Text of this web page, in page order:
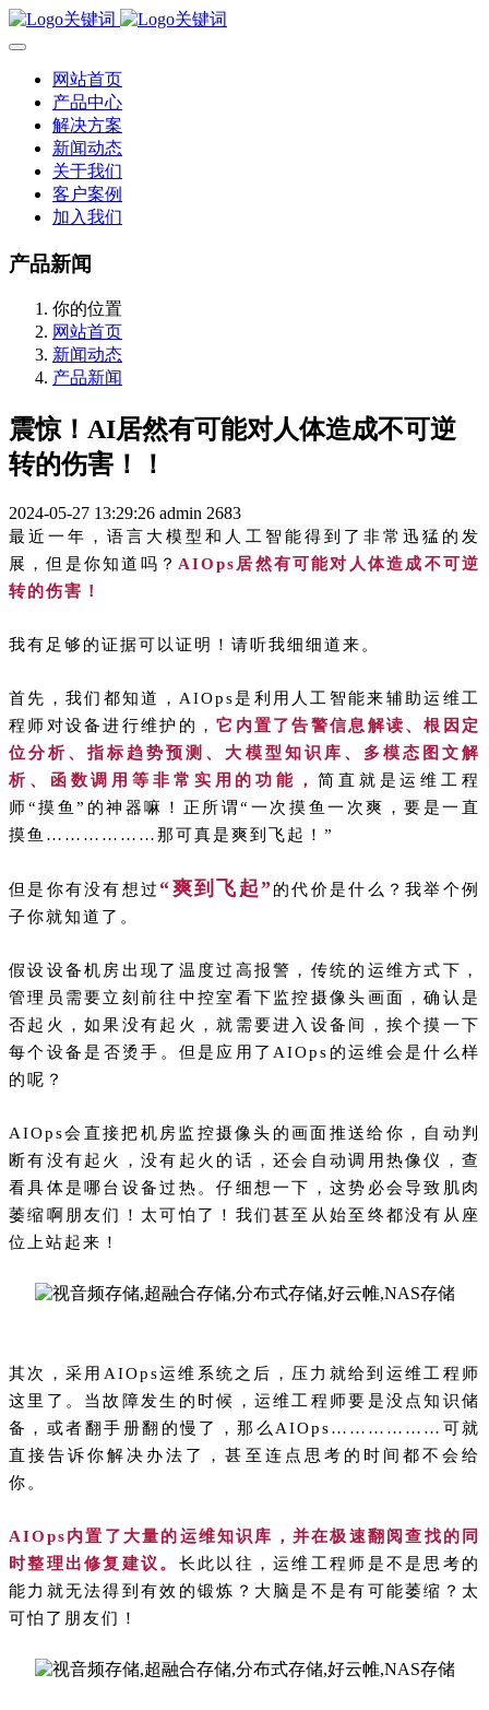
网站首页
产品中心
解决方案
新闻动态
关于我们
客户案例
加入我们
产品新闻
你的位置
网站首页
新闻动态
产品新闻
震惊！AI居然有可能对人体造成不可逆
转的伤害！！
2024-05-27 13:29:26 admin 2683
最近一年，语言大模型和人工智能得到了非常迅猛的发
展，但是你知道吗？AIOps居然有可能对人体造成不可逆
转的伤害！
我有足够的证据可以证明！请听我细细道来。
首先，我们都知道，AIOps是利用人工智能来辅助运维工
程师对设备进行维护的，它内置了告警信息解读、根因定
位分析、指标趋势预测、大模型知识库、多模态图文解
析、函数调用等非常实用的功能， 简直就是运维工程
师“摸鱼”的神器嘛！正所谓“一次摸鱼一次爽，要是一直
摸鱼………………那可真是爽到飞起！”
但是你有没有想过 “爽到飞起”的代价是什么？我举个例
子你就知道了。
假设设备机房出现了温度过高报警，传统的运维方式下，
管理员需要立刻前往中控室看下监控摄像头画面，确认是
否起火，如果没有起火，就需要进入设备间，挨个摸一下
每个设备是否烫手。但是应用了AIOps的运维会是什么样
的呢？
AIOps会直接把机房监控摄像头的画面推送给你，自动判
断有没有起火，没有起火的话，还会自动调用热像仪，查
看具体是哪台设备过热。仔细想一下，这势必会导致肌肉
萎缩啊朋友们！太可怕了！我们甚至从始至终都没有从座
位上站起来！
其次，采用AIOps运维系统之后，压力就给到运维工程师
这里了。当故障发生的时候，运维工程师要是没点知识储
备，或者翻手册翻的慢了，那么AIOps………………可就
直接告诉你解决办法了，甚至连点思考的时间都不会给
你。
AIOps内置了大量的运维知识库，并在极速翻阅查找的同
时整理出修复建议。 长此以往，运维工程师是不是思考的
能力就无法得到有效的锻炼？大脑是不是有可能萎缩？太
可怕了朋友们！